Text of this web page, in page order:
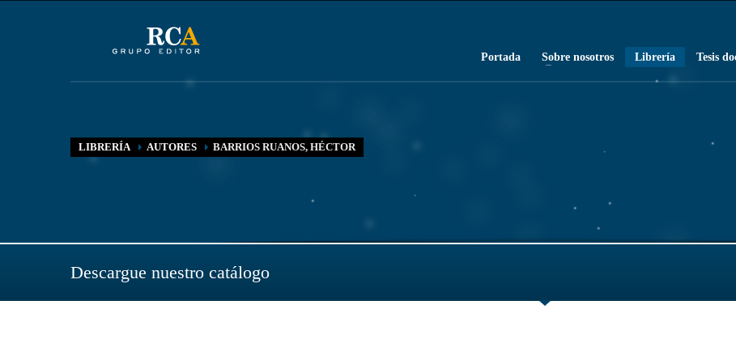
Portada Sobre nosotros Librería Tesis
LIBRERÍA AUTORES BARRIOS RUANOS, HÉCTOR
Descargue nuestro catálogo